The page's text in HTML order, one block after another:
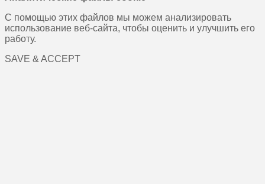
С помощью этих файлов мы можем анализировать
использование веб-сайта, чтобы оценить и улучшить его
работу.
SAVE & ACCEPT